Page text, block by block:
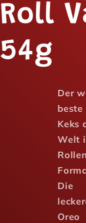
Roll
54g
Der
beste
Keks
Welt
Die
Oreo